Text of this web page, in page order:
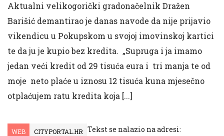
Aktualni velikogorički gradonačelnik Dražen
Barišić demantirao je danas navode da nije prijavio
vikendicu u Pokupskom u svojoj imovinskoj kartici
te da ju je kupio bez kredita. „Supruga i ja imamo
jedan veći kredit od 29 tisuća eura i tri manja te od
moje neto plaće u iznosu 12 tisuća kuna mjesečno
otplaćujem ratu kredita koja [...]
WEB CITYPORTAL.HR
Tekst se nalazio na adresi: